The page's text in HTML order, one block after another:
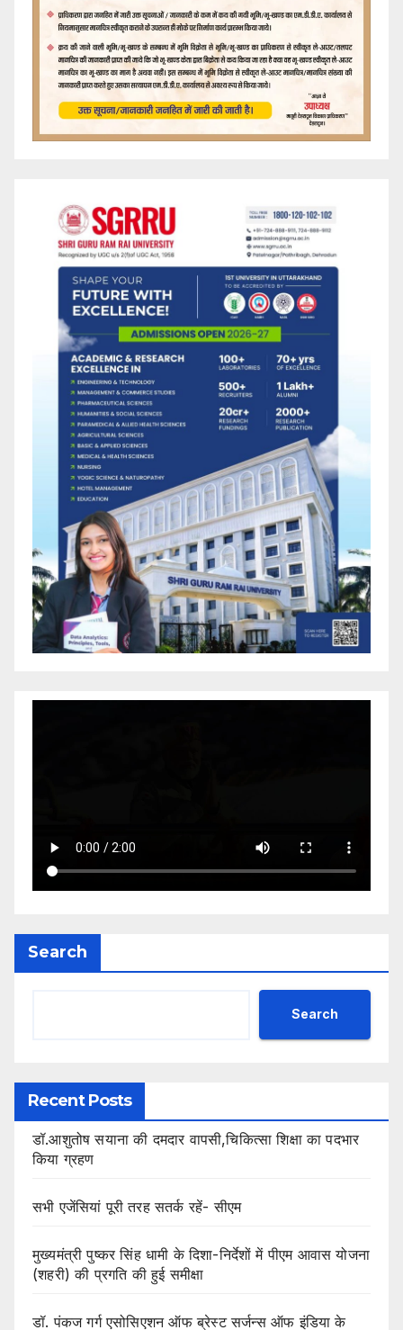
Search
Search
Recent Posts
डॉ.आशुतोष सयाना की दमदार वापसी,चिकित्सा शिक्षा का पदभार
किया ग्रहण
सभी एजेंसियां पूरी तरह सतर्क रहें- सीएम
मुख्यमंत्री पुष्कर सिंह धामी के दिशा-निर्देशों में पीएम आवास योजना
(शहरी) की प्रगति की हुई समीक्षा
डॉ. पंकज गर्ग एसोसिएशन ऑफ ब्रेस्ट सर्जन्स ऑफ इंडिया के